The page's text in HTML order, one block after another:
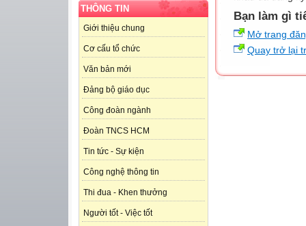
THÔNG TIN
Giới thiệu chung
Cơ cấu tổ chức
Văn bản mới
Đảng bộ giáo dục
Công đoàn ngành
Đoàn TNCS HCM
Tin tức - Sự kiện
Công nghệ thông tin
Thi đua - Khen thưởng
Người tốt - Việc tốt
Bạn làm gì
Mở trang
Quay trở lại